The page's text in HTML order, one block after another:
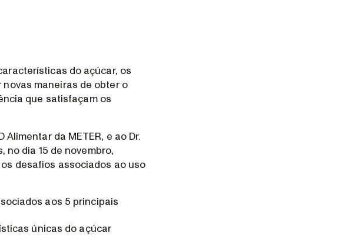
do açúcar, os
maneiras de obter o
que satisfaçam os
da METER, e ao Dr.
dia 15 de novembro,
desafios associados ao uso
aos 5 principais
únicas do açúcar